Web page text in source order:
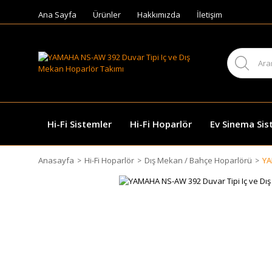
Ana Sayfa Ürünler Hakkımızda İletişim
Hi-Fi Sistemler Hi-Fi Hoparlör Ev Sinema
Anasayfa Hi-Fi Hoparlör Dış Mekan / Bahçe Hoparlörü